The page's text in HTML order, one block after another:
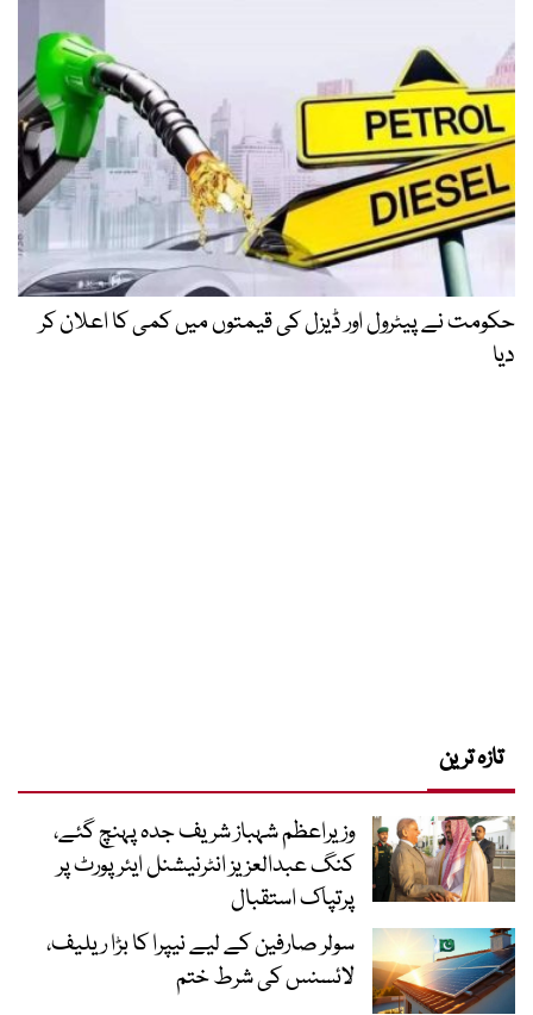
حکومت نے پیٹرول اور ڈیزل کی قیمتوں میں کمی کا اعلان کر
دیا
تازہ ترین
وزیراعظم شہباز شریف جدہ پہنچ گئے،
کنگ عبدالعزیز انٹرنیشنل ایئر پورٹ پر
پرتپاک استقبال
سولر صارفین کے لیے نیپرا کا بڑا ریلیف،
لائسنس کی شرط ختم